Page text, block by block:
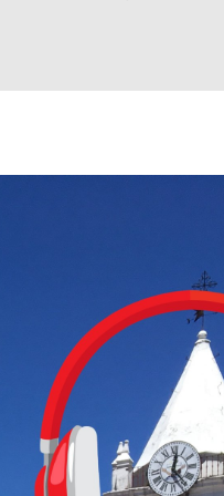
primero en inglés. Los
y ayudas visuales.